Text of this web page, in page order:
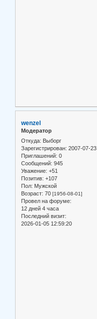
wenzel
Модератор
Откуда: Выборг
Зарегистрирован: 2007-07-23
Приглашений: 0
Сообщений: 945
Уважение: +51
Позитив: +107
Пол: Мужской
Возраст: 70 [1956-08-01]
Провел на форуме:
12 дней 4 часа
Последний визит:
2026-01-05 12:59:20